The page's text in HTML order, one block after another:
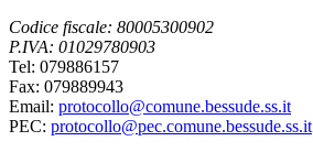
Codice fiscale: 80005300902
P.IVA: 01029780903
Tel: 079886157
Fax: 079889943
Email: protocollo@comune.bessude.ss.it
PEC: protocollo@pec.comune.bessude.ss.it